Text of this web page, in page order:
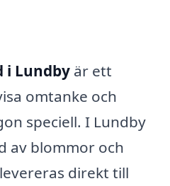
i Lundby är ett
omtanke och
speciell. I Lundby
av blommor och
direkt till